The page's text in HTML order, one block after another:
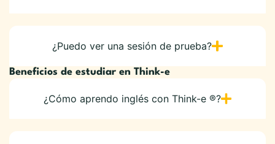
¿Puedo ver una sesión de prueba?
Beneficios de estudiar en Think-e
¿Cómo aprendo inglés con Think-e ®?